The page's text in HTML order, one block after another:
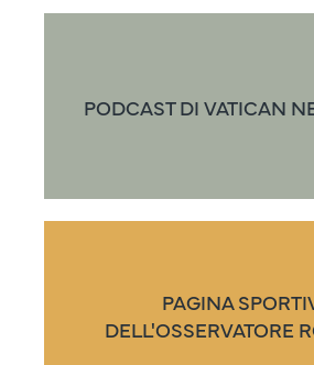
PODCAST DI VATICAN
PAGINA
DELL'OSSERVATORE